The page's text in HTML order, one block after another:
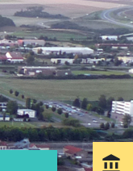
account_balance